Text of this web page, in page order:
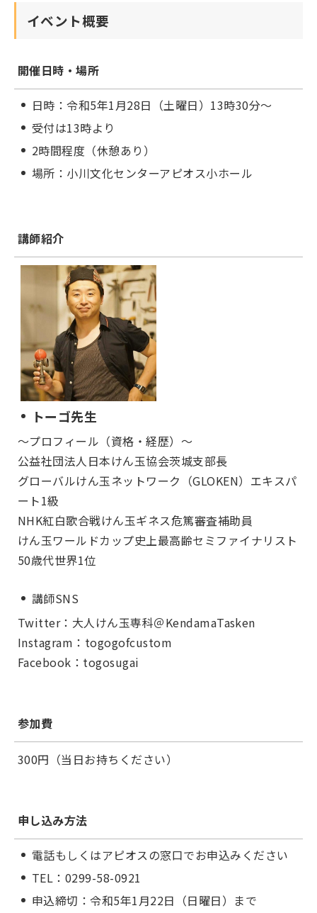
イベント概要
開催日時・場所
日時：令和5年1月28日（土曜日）13時30分～
受付は13時より
2時間程度（休憩あり）
場所：小川文化センターアピオス小ホール
講師紹介
トーゴ先生
～プロフィール（資格・経歴）～
公益社団法人日本けん玉協会茨城支部長
グローバルけん玉ネットワーク（GLOKEN）エキスパ
ート1級
NHK紅白歌合戦けん玉ギネス危篤審査補助員
けん玉ワールドカップ史上最高齢セミファイナリスト
50歳代世界1位
講師SNS
Twitter：大人けん玉専科＠KendamaTasken
Instagram：togogofcustom
Facebook：togosugai
参加費
300円（当日お持ちください）
申し込み方法
電話もしくはアピオスの窓口でお申込みください
TEL：0299-58-0921
申込締切：令和5年1月22日（日曜日）まで